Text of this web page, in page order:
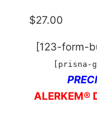
$27.00
[123-form-
[prisna-
ALERKEM®